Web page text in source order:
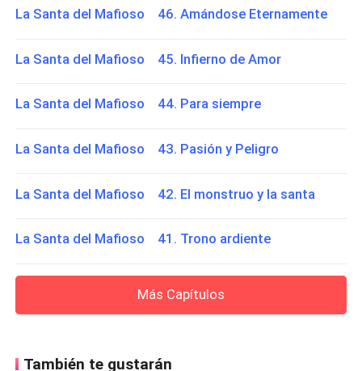
La Santa del Mafioso 46. Amándose Eternamente
La Santa del Mafioso 45. Infierno de Amor
La Santa del Mafioso 44. Para siempre
La Santa del Mafioso 43. Pasión y Peligro
La Santa del Mafioso 42. El monstruo y la santa
La Santa del Mafioso 41. Trono ardiente
Más Capítulos
También te gustarán